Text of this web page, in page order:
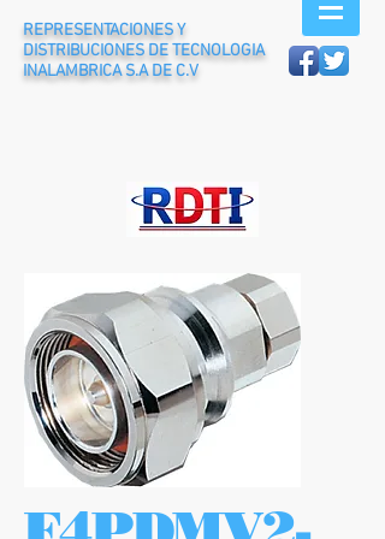
REPRESENTACIONES Y
DISTRIBUCIONES DE TECNOLOGIA
INALAMBRICA S.A DE C.V